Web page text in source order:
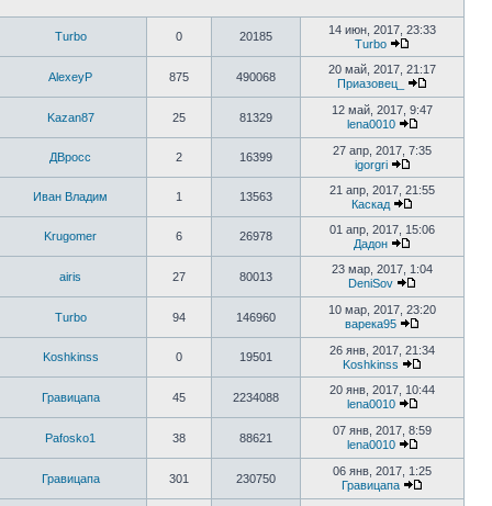
Turbo 0 20185
14 июн, 2017, 23:33
Turbo
AlexeyP 875 490068
20 май, 2017, 21:17
Приазовец_
Kazan87 25 81329
12 май, 2017, 9:47
lena0010
ДВросс 2 16399
27 апр, 2017, 7:35
igorgri
Иван Владим 1 13563
21 апр, 2017, 21:55
Каскад
Krugomer 6 26978
01 апр, 2017, 15:06
Дадон
airis 27 80013
23 мар, 2017, 1:04
DeniSov
Turbo 94 146960
10 мар, 2017, 23:20
варека95
Koshkinss 0 19501
26 янв, 2017, 21:34
Koshkinss
Гравицапа 45 2234088
20 янв, 2017, 10:44
lena0010
Pafosko1 38 88621
07 янв, 2017, 8:59
lena0010
Гравицапа 301 230750
06 янв, 2017, 1:25
Гравицапа